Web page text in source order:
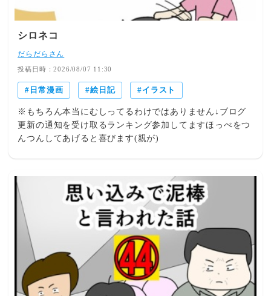
シロネコ
だらだらさん
投稿日時：2026/08/07 11:30
日常漫画 絵日記 イラスト
※もちろん本当にむしってるわけではありません↓ブログ
更新の通知を受け取るランキング参加してますほっぺをつ
んつんしてあげると喜びます(親が)